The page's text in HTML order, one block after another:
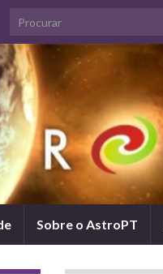
Search for:
Sobre o AstroPT